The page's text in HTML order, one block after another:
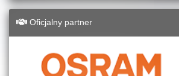
Oficjalny partner